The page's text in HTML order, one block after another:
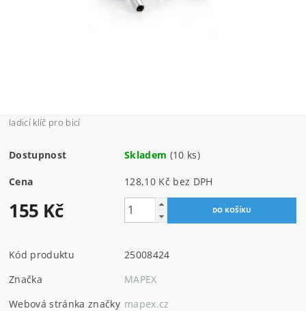
ladicí klíč pro bicí
Dostupnost Skladem (10 ks)
Cena 128,10 Kč bez DPH
155 Kč
Kód produktu
25008424
Značka
MAPEX
Webová stránka značky mapex.cz